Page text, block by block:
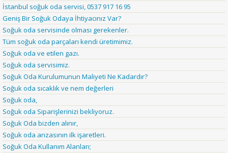
İstanbul soğuk oda servisi, 0537 917 16 95
Geniş Bir Soğuk Odaya İhtiyacınız Var?
Soğuk oda servisinde olması gerekenler.
Tüm soğuk oda parçaları kendi üretimimiz.
Soğuk oda ve etilen gazı.
Soğuk oda servisimiz.
Soğuk Oda Kurulumunun Maliyeti Ne Kadardır?
Soğuk oda sıcaklık ve nem değerleri
Soğuk oda,
Soğuk oda Siparişlerinizi bekliyoruz.
Soğuk Oda bizden alınır,
Soğuk oda arızasının ilk işaretleri.
Soğuk Oda Kullanım Alanları;